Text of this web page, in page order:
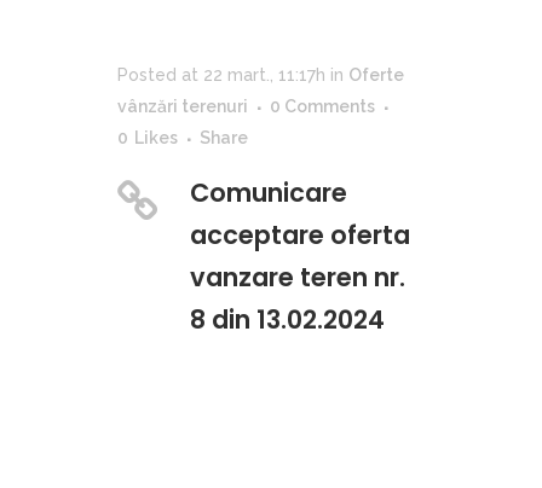
Posted at 22 mart., 11:17h in Oferte
vânzări terenuri
0 Comments
0 Likes Share
Comunicare
acceptare oferta
vanzare teren nr.
8 din 13.02.2024